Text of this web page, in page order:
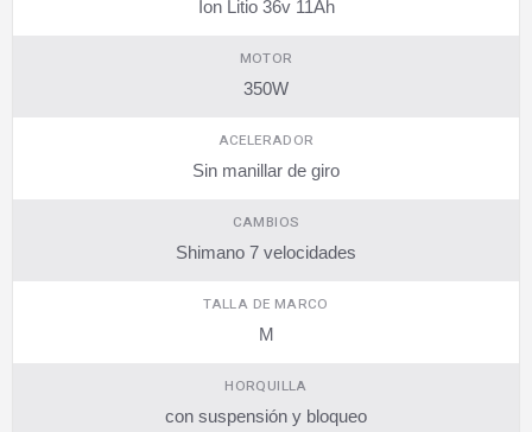
Ion Litio 36v 11Ah
MOTOR
350W
ACELERADOR
Sin manillar de giro
CAMBIOS
Shimano 7 velocidades
TALLA DE MARCO
M
HORQUILLA
con suspensión y bloqueo